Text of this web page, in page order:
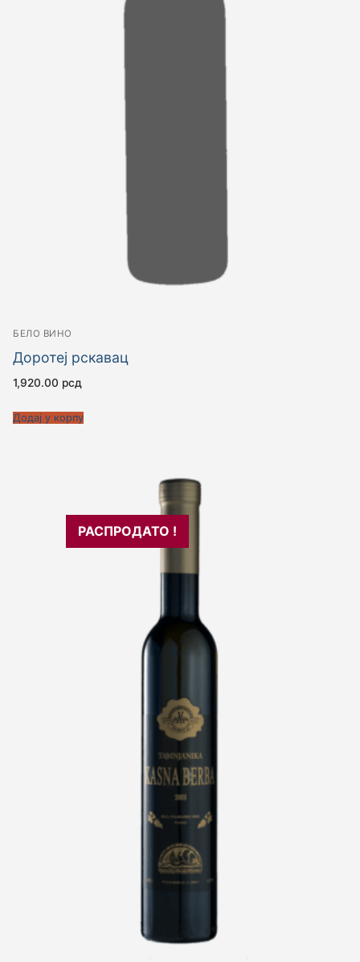
БЕЛО ВИНО
Доротеј рскавац
1,920.00 рсд
Додај у корпу
РАСПРОДАТО !